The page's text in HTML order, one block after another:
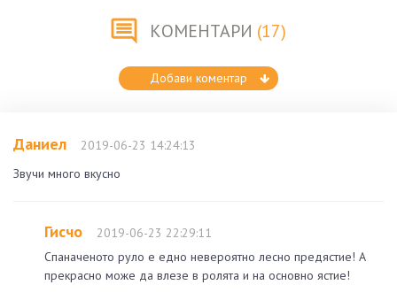
КОМЕНТАРИ (17)
Добави коментар
Даниел
2019-06-23 14:24:13
Звучи много вкусно
Гисчо
2019-06-23 22:29:11
Спаначеното руло е едно невероятно лесно предястие! А
прекрасно може да влезе в ролята и на основно ястие!